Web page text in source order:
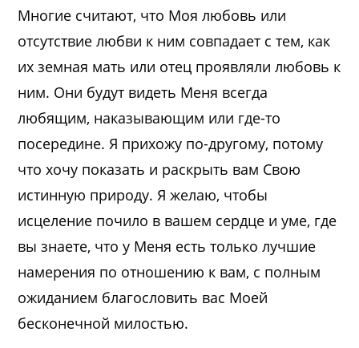
Многие считают, что Моя любовь или
отсутствие любви к ним совпадает с тем, как
их земная мать или отец проявляли любовь к
ним. Они будут видеть Меня всегда
любящим, наказывающим или где-то
посередине. Я прихожу по-другому, потому
что хочу показать и раскрыть вам Свою
истинную природу. Я желаю, чтобы
исцеление почило в вашем сердце и уме, где
вы знаете, что у Меня есть только лучшие
намерения по отношению к вам, с полным
ожиданием благословить вас Моей
бесконечной милостью.